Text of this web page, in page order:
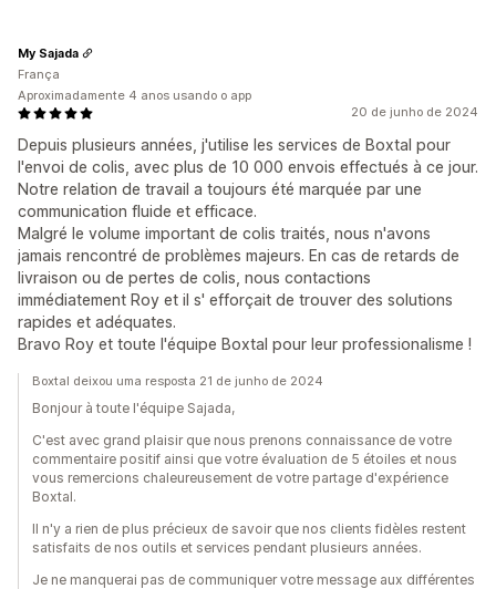
20 de junho de 2024
Depuis plusieurs années, j'utilise les services de Boxtal pour
l'envoi de colis, avec plus de 10 000 envois effectués à ce jour.
Notre relation de travail a toujours été marquée par une
communication fluide et efficace.
Malgré le volume important de colis traités, nous n'avons
jamais rencontré de problèmes majeurs. En cas de retards de
livraison ou de pertes de colis, nous contactions
immédiatement Roy et il s' efforçait de trouver des solutions
rapides et adéquates.
Bravo Roy et toute l'équipe Boxtal pour leur professionalisme !
My Sajada
França
Aproximadamente 4 anos usando o app
Boxtal deixou uma resposta 21 de junho de 2024
Bonjour à toute l'équipe Sajada,
C'est avec grand plaisir que nous prenons connaissance de votre
commentaire positif ainsi que votre évaluation de 5 étoiles et nous
vous remercions chaleureusement de votre partage d'expérience
Boxtal.
Il n'y a rien de plus précieux de savoir que nos clients fidèles restent
satisfaits de nos outils et services pendant plusieurs années.
Je ne manquerai pas de communiquer votre message aux différentes